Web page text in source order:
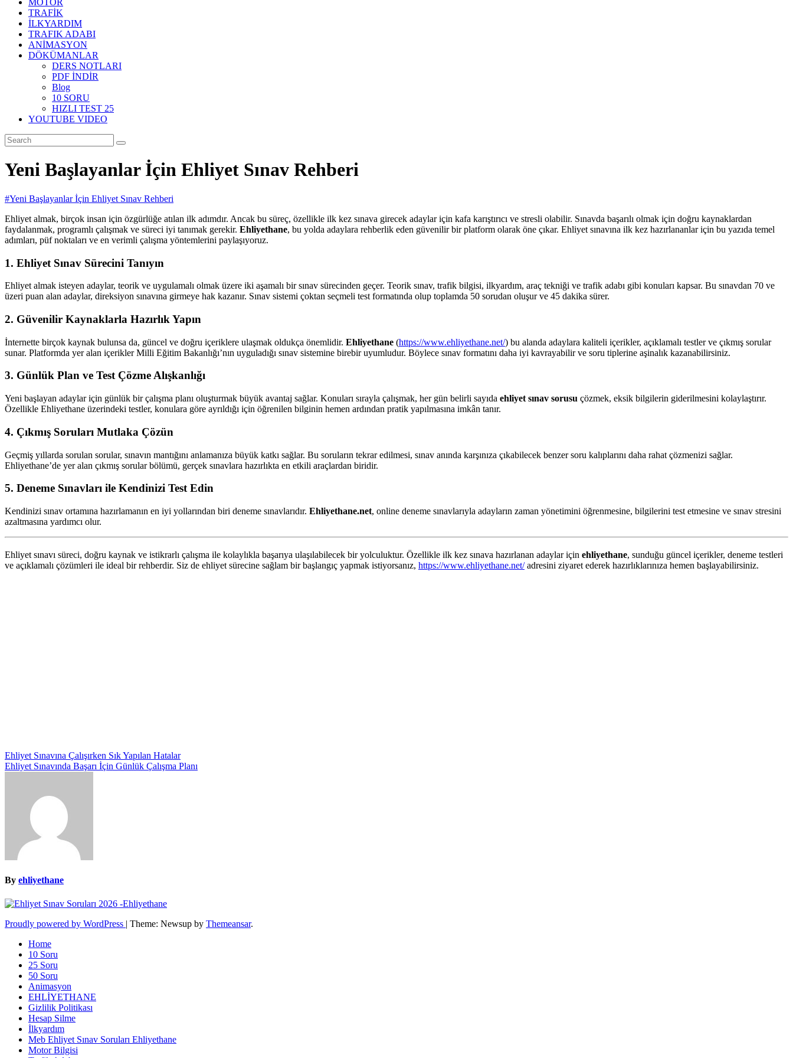
MOTOR
TRAFİK
İLKYARDIM
TRAFIK ADABI
ANİMASYON
DÖKÜMANLAR
DERS NOTLARI
PDF İNDİR
Blog
10 SORU
HIZLI TEST 25
YOUTUBE VIDEO
Yeni Başlayanlar İçin Ehliyet Sınav Rehberi
#Yeni Başlayanlar İçin Ehliyet Sınav Rehberi
Ehliyet almak, birçok insan için özgürlüğe atılan ilk adımdır. Ancak bu süreç, özellikle ilk kez sınava girecek adaylar için kafa karıştırıcı ve stresli olabilir. Sınavda başarılı olmak için doğru kaynaklardan
faydalanmak, programlı çalışmak ve süreci iyi tanımak gerekir. Ehliyethane, bu yolda adaylara rehberlik eden güvenilir bir platform olarak öne çıkar. Ehliyet sınavına ilk kez hazırlananlar için bu yazıda temel
adımları, püf noktaları ve en verimli çalışma yöntemlerini paylaşıyoruz.
1. Ehliyet Sınav Sürecini Tanıyın
Ehliyet almak isteyen adaylar, teorik ve uygulamalı olmak üzere iki aşamalı bir sınav sürecinden geçer. Teorik sınav, trafik bilgisi, ilkyardım, araç tekniği ve trafik adabı gibi konuları kapsar. Bu sınavdan 70 ve
üzeri puan alan adaylar, direksiyon sınavına girmeye hak kazanır. Sınav sistemi çoktan seçmeli test formatında olup toplamda 50 sorudan oluşur ve 45 dakika sürer.
2. Güvenilir Kaynaklarla Hazırlık Yapın
İnternette birçok kaynak bulunsa da, güncel ve doğru içeriklere ulaşmak oldukça önemlidir. Ehliyethane (https://www.ehliyethane.net/) bu alanda adaylara kaliteli içerikler, açıklamalı testler ve çıkmış sorular
sunar. Platformda yer alan içerikler Milli Eğitim Bakanlığı’nın uyguladığı sınav sistemine birebir uyumludur. Böylece sınav formatını daha iyi kavrayabilir ve soru tiplerine aşinalık kazanabilirsiniz.
3. Günlük Plan ve Test Çözme Alışkanlığı
Yeni başlayan adaylar için günlük bir çalışma planı oluşturmak büyük avantaj sağlar. Konuları sırayla çalışmak, her gün belirli sayıda ehliyet sınav sorusu çözmek, eksik bilgilerin giderilmesini kolaylaştırır.
Özellikle Ehliyethane üzerindeki testler, konulara göre ayrıldığı için öğrenilen bilginin hemen ardından pratik yapılmasına imkân tanır.
4. Çıkmış Soruları Mutlaka Çözün
Geçmiş yıllarda sorulan sorular, sınavın mantığını anlamanıza büyük katkı sağlar. Bu soruların tekrar edilmesi, sınav anında karşınıza çıkabilecek benzer soru kalıplarını daha rahat çözmenizi sağlar.
Ehliyethane’de yer alan çıkmış sorular bölümü, gerçek sınavlara hazırlıkta en etkili araçlardan biridir.
5. Deneme Sınavları ile Kendinizi Test Edin
Kendinizi sınav ortamına hazırlamanın en iyi yollarından biri deneme sınavlarıdır. Ehliyethane.net, online deneme sınavlarıyla adayların zaman yönetimini öğrenmesine, bilgilerini test etmesine ve sınav stresini
azaltmasına yardımcı olur.
Ehliyet sınavı süreci, doğru kaynak ve istikrarlı çalışma ile kolaylıkla başarıya ulaşılabilecek bir yolculuktur. Özellikle ilk kez sınava hazırlanan adaylar için ehliyethane, sunduğu güncel içerikler, deneme testleri
ve açıklamalı çözümleri ile ideal bir rehberdir. Siz de ehliyet sürecine sağlam bir başlangıç yapmak istiyorsanız, https://www.ehliyethane.net/adresini ziyaret ederek hazırlıklarınıza hemen başlayabilirsiniz.
Yazı
gezinmesi
Ehliyet Sınavına Çalışırken Sık Yapılan Hatalar
Ehliyet Sınavında Başarı İçin Günlük Çalışma Planı
By ehliyethane
Proudly powered by WordPress | Theme: Newsup by Themeansar.
Home
10 Soru
25 Soru
50 Soru
Animasyon
EHLİYETHANE
Gizlilik Politikası
Hesap Silme
İlkyardım
Meb Ehliyet Sınav Soruları Ehliyethane
Motor Bilgisi